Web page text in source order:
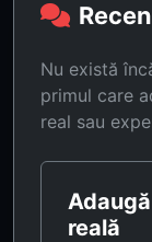
Nu există
primul care
real sau
reală